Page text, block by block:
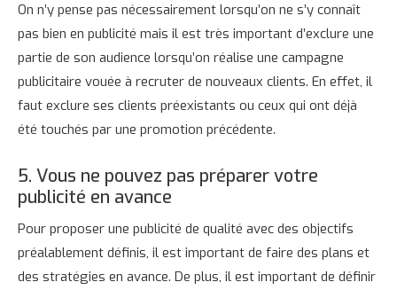
On n’y pense pas nécessairement lorsqu’on ne s’y connaît
pas bien en publicité mais il est très important d’exclure une
partie de son audience lorsqu’on réalise une campagne
publicitaire vouée à recruter de nouveaux clients. En effet, il
faut exclure ses clients préexistants ou ceux qui ont déjà
été touchés par une promotion précédente.
5. Vous ne pouvez pas préparer votre
publicité en avance
Pour proposer une publicité de qualité avec des objectifs
préalablement définis, il est important de faire des plans et
des stratégies en avance. De plus, il est important de définir